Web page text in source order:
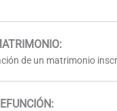
de un matrimonio
: